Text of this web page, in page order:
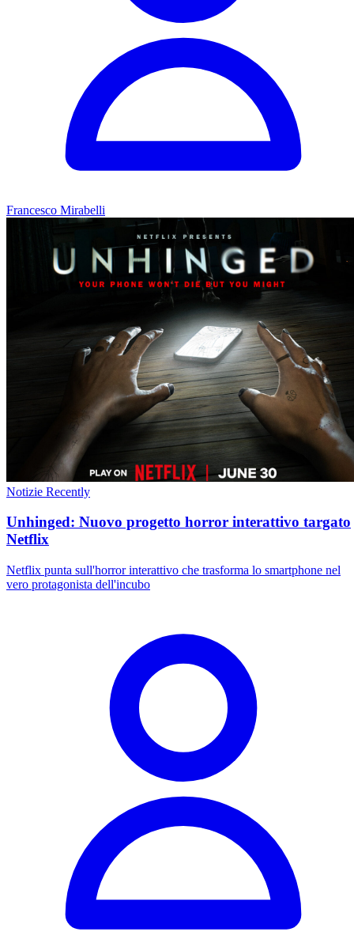
Francesco Mirabelli
Notizie Recently
Unhinged: Nuovo progetto horror interattivo targato
Netflix
Netflix punta sull'horror interattivo che trasforma lo smartphone nel
vero protagonista dell'incubo